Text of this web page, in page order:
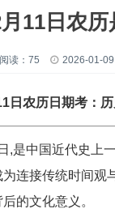
11日农
阅读：75 2026-01-
日农历日期考：
,是中国近代史上
连接传统时间观
的文化意义。